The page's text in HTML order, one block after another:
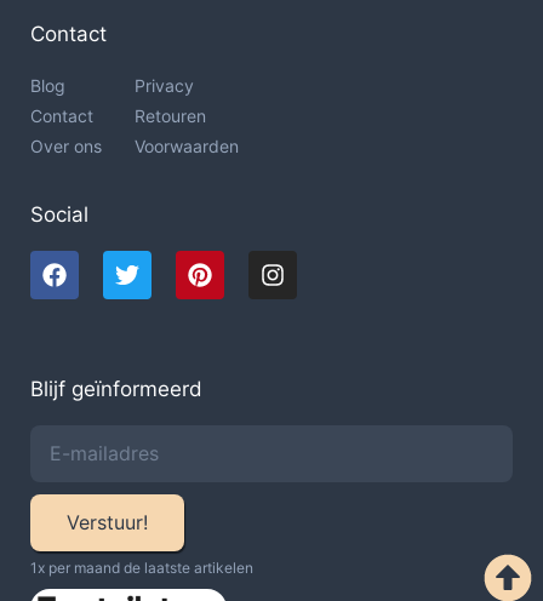
Contact
Blog
Contact
Over ons
Privacy
Retouren
Voorwaarden
Social
Blijf geïnformeerd
Verstuur!
1x per maand de laatste artikelen​